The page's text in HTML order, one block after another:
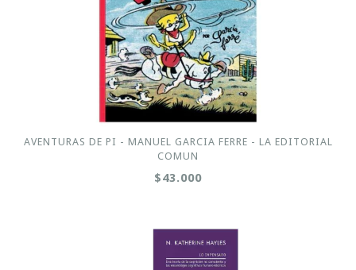
AVENTURAS DE PI - MANUEL GARCIA FERRE - LA EDITORIAL
COMUN
$43.000